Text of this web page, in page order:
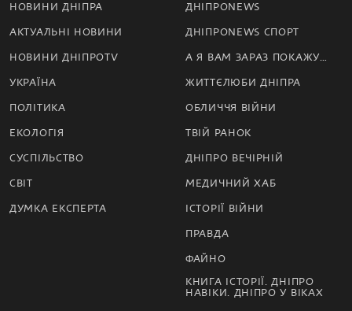
НОВИНИ ДНІПРА
АКТУАЛЬНІ НОВИНИ
НОВИНИ ДНІПРОTV
УКРАЇНА
ПОЛІТИКА
ЕКОЛОГІЯ
СУСПІЛЬСТВО
СВІТ
ДУМКА ЕКСПЕРТА
ДНІПРОNEWS
ДНІПРОNEWS СПОРТ
А Я ВАМ ЗАРАЗ ПОКАЖУ…
ЖИТТЄЛЮБИ ДНІПРА
ОБЛИЧЧЯ ВІЙНИ
ТВІЙ РАНОК
ДНІПРО ВЕЧІРНІЙ
МЕДИЧНИЙ ХАБ
ІСТОРІЇ ВІЙНИ
ПРАВДА
ФАЙНО
КНИГА ІСТОРІЇ. ДНІПРО
НАВІКИ. ДНІПРО У ВІКАХ